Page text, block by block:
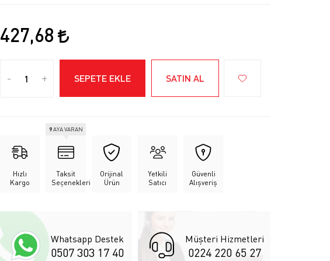
427,68
- + SEPETE EKLE SATIN AL
Hızlı
Kargo
Taksit
Seçenekleri
9AYA VARAN
Orijinal
Ürün
Yetkili
Satıcı
Güvenli
Alışveriş
Whatsapp Destek
0507 303 17 40
Müşteri Hizmetleri
0224 220 65 27